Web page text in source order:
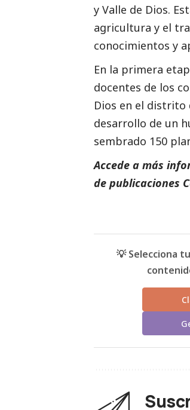
y Valle de Dios.
agricultura y el
conocimientos y
En la primera
docentes de los
Dios en el
desarrollo de un
sembrado 150
Accede a más
de publicaciones
💡 Selecciona